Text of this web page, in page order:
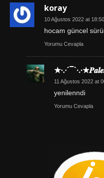
koray
10 Ağustos 2022 at 18:50
hocam güncel
Yorumu Cevapla
11 Ağustos 2022 at
yenilenndi
Yorumu Cevapla